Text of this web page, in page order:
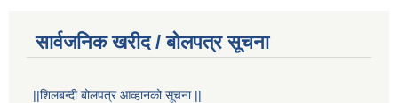
सार्वजनिक खरीद / बोलपत्र सूचना
||शिलबन्दी बोलपत्र आव्हानको सूचना ||